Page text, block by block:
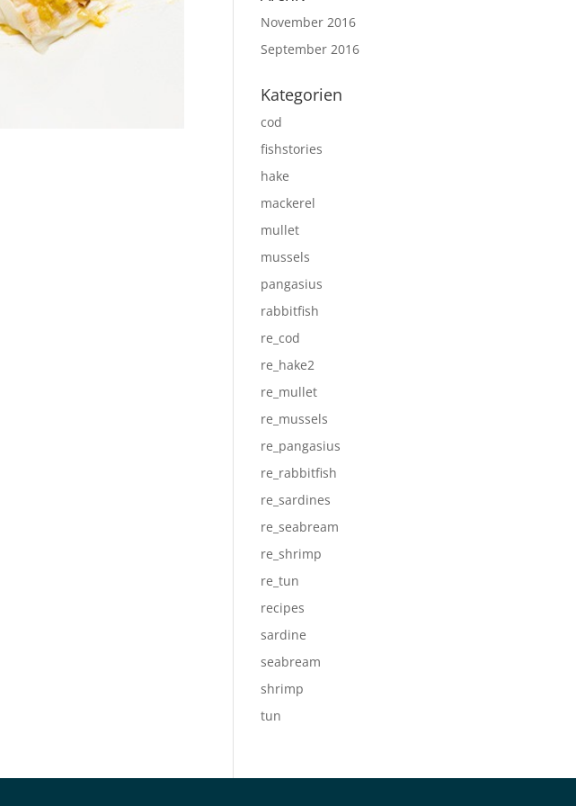
November 2016
September 2016
Kategorien
cod
fishstories
hake
mackerel
mullet
mussels
pangasius
rabbitfish
re_cod
re_hake2
re_mullet
re_mussels
re_pangasius
re_rabbitfish
re_sardines
re_seabream
re_shrimp
re_tun
recipes
sardine
seabream
shrimp
tun